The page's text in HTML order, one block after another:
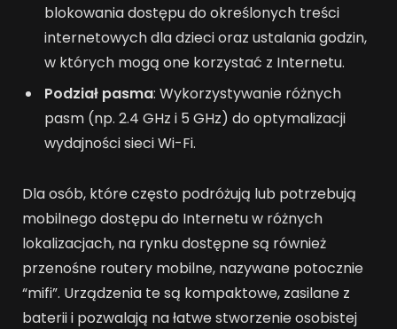
blokowania dostępu do określonych treści
internetowych dla dzieci oraz ustalania godzin,
w których mogą one korzystać z Internetu.
Podział pasma: Wykorzystywanie różnych
pasm (np. 2.4 GHz i 5 GHz) do optymalizacji
wydajności sieci Wi-Fi.
Dla osób, które często podróżują lub potrzebują
mobilnego dostępu do Internetu w różnych
lokalizacjach, na rynku dostępne są również
przenośne routery mobilne, nazywane potocznie
“mifi”. Urządzenia te są kompaktowe, zasilane z
baterii i pozwalają na łatwe stworzenie osobistej